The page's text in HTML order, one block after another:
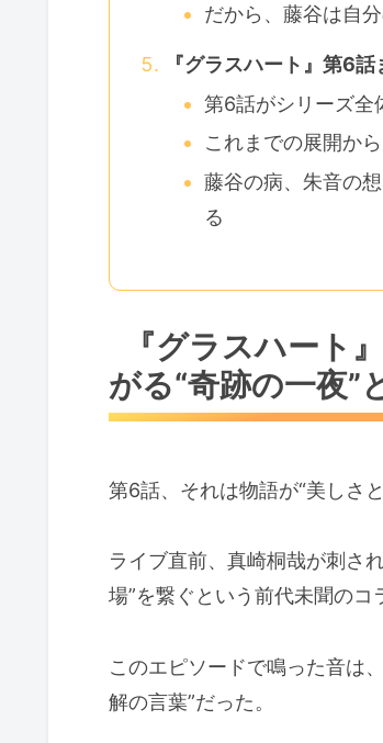
だから、藤谷は自
『グラスハート』第6
第6話がシリーズ全
これまでの展開か
藤谷の病、朱音の
る
『グラスハート
がる“奇跡の一夜”
第6話、それは物語が“美しさ
ライブ直前、真崎桐哉が刺さ
場”を繋ぐという前代未聞のコ
このエピソードで鳴った音は
解の言葉”だった。